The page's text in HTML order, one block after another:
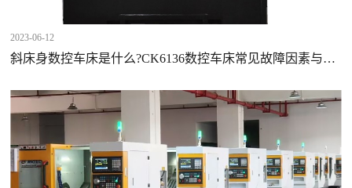
2023-06-12
斜床身数控车床是什么?CK6136数控车床常见故障因素与解